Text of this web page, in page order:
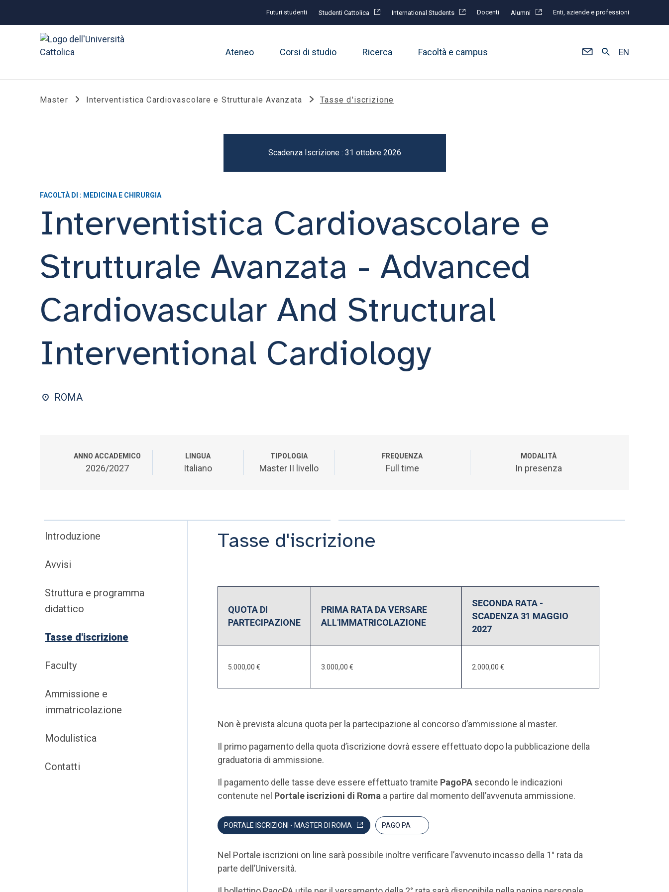
Futuri studenti Studenti Cattolica International Students Docenti Alumni Enti, aziende e professioni
Ateneo Corsi di studio Ricerca Facoltà e campus EN
Master Interventistica Cardiovascolare e Strutturale Avanzata Tasse d'iscrizione
Scadenza Iscrizione : 31 ottobre 2026
FACOLTÀ DI : MEDICINA E CHIRURGIA
Interventistica Cardiovascolare e
Strutturale Avanzata - Advanced
Cardiovascular And Structural
Interventional Cardiology
ROMA
ANNO ACCADEMICO
2026/2027
LINGUA
Italiano
TIPOLOGIA
Master II livello
FREQUENZA
Full time
MODALITÀ
In presenza
Introduzione
Avvisi
Struttura e programma
didattico
Tasse d'iscrizione
Faculty
Ammissione e
immatricolazione
Modulistica
Contatti
Tasse d'iscrizione
QUOTA DI
PARTECIPAZIONE
PRIMA RATA DA VERSARE
ALL'IMMATRICOLAZIONE
SECONDA RATA -
SCADENZA 31 MAGGIO
2027
5.000,00 € 3.000,00 € 2.000,00 €
Non è prevista alcuna quota per la partecipazione al concorso d’ammissione al master.
Il primo pagamento della quota d’iscrizione dovrà essere effettuato dopo la pubblicazione della
graduatoria di ammissione.
Il pagamento delle tasse deve essere effettuato tramite PagoPA secondo le indicazioni
contenute nel Portale iscrizioni di Roma a partire dal momento dell’avvenuta ammissione.
PORTALE ISCRIZIONI - MASTER DI ROMA PAGO PA
Nel Portale iscrizioni on line sarà possibile inoltre verificare l’avvenuto incasso della 1° rata da
parte dell’Università.